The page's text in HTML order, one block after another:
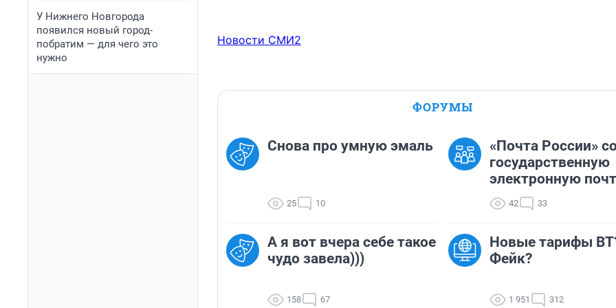
У Нижнего Новгорода
появился новый город-
побратим — для чего это
нужно
Новости СМИ2
ФОРУМЫ
Снова про умную эмаль
25 10
«Почта России»
государственную
электронную
42 33
А я вот вчера себе такое
чудо завела)))
158 67
Новые тарифы
Фейк?
1 951 312